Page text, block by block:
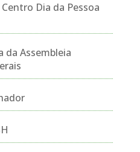
Dia da Pessoa
da Assembleia